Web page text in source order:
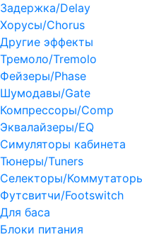
Задержка/Delay
Хорусы/Chorus
Другие эффекты
Тремоло/Tremolo
Фейзеры/Phase
Шумодавы/Gate
Компрессоры/Comp
Эквалайзеры/EQ
Симуляторы кабинета
Тюнеры/Tuners
Селекторы/
Футсвитчи/Footswitch
Для баса
Блоки питания